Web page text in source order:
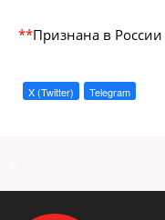
**Признана в России
X (Twitter) Telegram